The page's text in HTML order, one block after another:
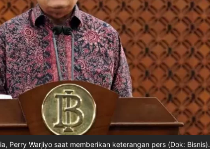
Perry Warjiyo saat memberikan keterangan pers (Dok: Bisnis).